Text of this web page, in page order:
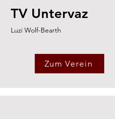
TV Untervaz
Luzi Wolf-Bearth
Zum Verein